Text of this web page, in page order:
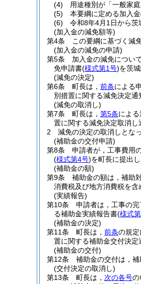
(4)
用途種別が「一般家
(5)
本要綱に定める加入
(6)
令和8年4月1日から
(加入金の減免額等)
第4条
この要綱に基づく減
(加入金の減免の申請)
第5条
加入金の減免につい
免申請書(様式第1号)を茨
(減免の決定)
第6条
町長は， 前条による
別措置に関する減免決定通
(減免の取消し)
第7条
町長は， 第5条によ
置に関する減免決定取消し
2
減免の決定の取消しとな
(補助金の交付申請)
第8条
申請者が，工事費用
(様式第4号)を町長に提出
(補助金の額)
第9条
補助金の額は，補助
消費税及び地方消費税を含
(実績報告)
第10条
申請者は，工事の
る補助金実績報告書(様式
(補助金の決定)
第11条
町長は， 前条の規
置に関する補助金交付決定
(補助金の交付)
第12条
補助金の交付は，
(交付決定の取消し)
第13条
町長は， 次の各号の